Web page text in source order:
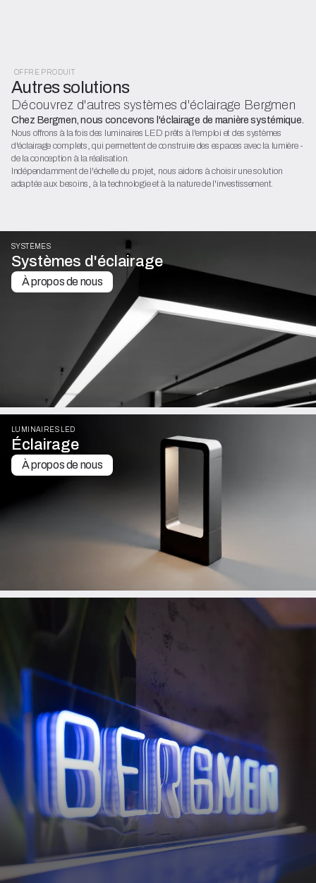
OFFRE PRODUIT
Autres solutions
Découvrez d'autres systèmes d'éclairage Bergmen
Chez Bergmen, nous concevons l'éclairage de manière systémique.
Nous offrons à la fois des luminaires LED prêts à l'emploi et des systèmes
d'éclairage complets, qui permettent de construire des espaces avec la lumière -
de la conception à la réalisation.
Indépendamment de l'échelle du projet, nous aidons à choisir une solution
adaptée aux besoins, à la technologie et à la nature de l'investissement.
SYSTÈMES
Systèmes d'éclairage
À propos de nous
LUMINAIRES LED
Éclairage
À propos de nous